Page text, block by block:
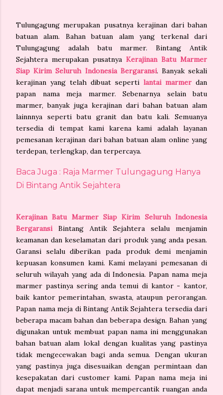
Tulungagung merupakan pusatnya kerajinan dari bahan
batuan alam. Bahan batuan alam yang terkenal dari
Tulungagung adalah batu marmer. Bintang Antik
Sejahtera merupakan pusatnya Kerajinan Batu Marmer
Siap Kirim Seluruh Indonesia Bergaransi. Banyak sekali
kerajinan yang telah dibuat seperti lantai marmer dan
papan nama meja marmer. Sebenarnya selain batu
marmer, banyak juga kerajinan dari bahan batuan alam
lainnnya seperti batu granit dan batu kali. Semuanya
tersedia di tempat kami karena kami adalah layanan
pemesanan kerajinan dari bahan batuan alam online yang
terdepan, terlengkap, dan terpercaya.
Baca Juga : Raja Marmer Tulungagung Hanya
Di Bintang Antik Sejahtera
Kerajinan Batu Marmer Siap Kirim Seluruh Indonesia
Bergaransi Bintang Antik Sejahtera selalu menjamin
keamanan dan keselamatan dari produk yang anda pesan.
Garansi selalu diberikan pada produk demi menjamin
kepuasan konsumen kami. Kami melayani pemesanan di
seluruh wilayah yang ada di Indonesia. Papan nama meja
marmer pastinya sering anda temui di kantor - kantor,
baik kantor pemerintahan, swasta, ataupun perorangan.
Papan nama meja di Bintang Antik Sejahtera tersedia dari
beberapa macam bahan dan beberapa design. Bahan yang
digunakan untuk membuat papan nama ini menggunakan
bahan batuan alam lokal dengan kualitas yang pastinya
tidak mengecewakan bagi anda semua. Dengan ukuran
yang pastinya juga disesuaikan dengan permintaan dan
kesepakatan dari customer kami. Papan nama meja ini
dapat menjadi sarana untuk mempercantik ruangan anda